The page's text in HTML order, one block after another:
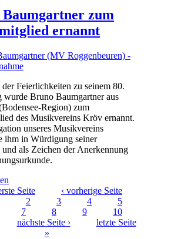
zum
ernannt
Feierlichkeiten zu seinem 80.
wurde Bruno Baumgartner aus
Region) zum
des Musikvereins Kröv ernannt.
unseres Musikvereins
ihm in Würdigung seiner
und als Zeichen der Anerkennung
Ehrenmitglied ernannt
Seite
‹ vorherige Seite
2 3 4
5
7 8 9
10
nächste Seite ›
letzte Seite
»